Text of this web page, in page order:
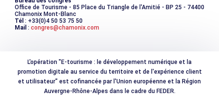
Office de Tourisme - 85 Place du Triangle de l'Amitié - BP 25 - 74400
Chamonix Mont-Blanc
Tél : +33(0)4 50 53 75 50
Mail : congres@chamonix.com
L'opération "E-tourisme : le développement numérique et la
promotion digitale au service du territoire et de l'expérience client
et utilisateur" est cofinancée par l'Union européenne et la Région
Auvergne-Rhône-Alpes dans le cadre du FEDER.